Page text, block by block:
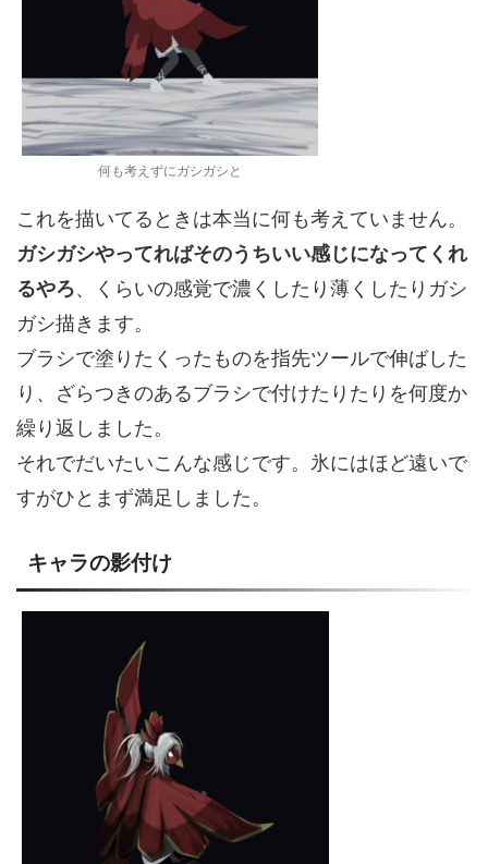
何も考えずにガシガシと
これを描いてるときは本当に何も考えていません。
ガシガシやってればそのうちいい感じになってくれ
るやろ、くらいの感覚で濃くしたり薄くしたりガシ
ガシ描きます。
ブラシで塗りたくったものを指先ツールで伸ばした
り、ざらつきのあるブラシで付けたりたりを何度か
繰り返しました。
それでだいたいこんな感じです。氷にはほど遠いで
すがひとまず満足しました。
キャラの影付け